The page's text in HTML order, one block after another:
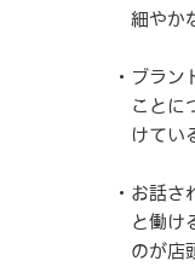
細やか
・ブラ
ことに
けてい
・お話
と働け
のが店